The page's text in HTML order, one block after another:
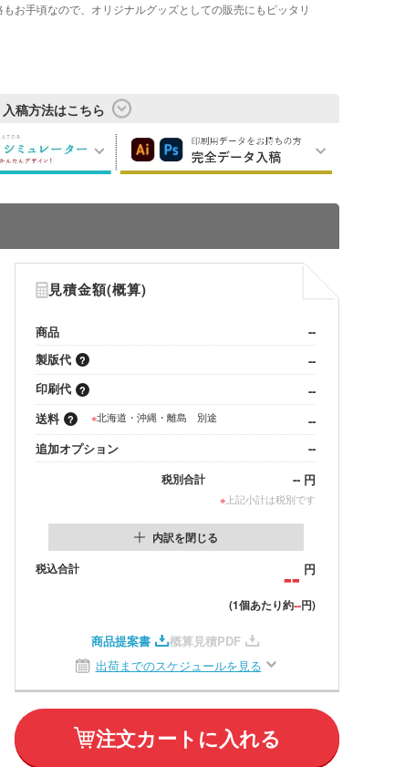
お手頃なので、オリジナルグッズとしての販売にもピッタリ
稿方法はこちら
見積金額(概算)
商品
--
製版代
--
印刷代
--
送料
※北海道・沖縄・離島 別途
--
追加オプション
--
税別合計 -- 円
※ 上記小計は税別です
内訳を閉じる
税込合計
-- 円
(1個あたり約--円)
商品提案書
概算見積PDF
出荷までのスケジュールを見る
注文カートに入れる